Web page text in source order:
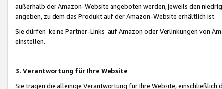
außerhalb der Amazon-Website angeboten werden, jeweils den
angeben, zu dem das Produkt auf der Amazon-Website erhältlich ist.
Sie dürfen keine Partner-Links auf Amazon oder Verlinkungen von
einstellen.
3. Verantwortung für Ihre Website
Sie tragen die alleinige Verantwortung für Ihre Website,